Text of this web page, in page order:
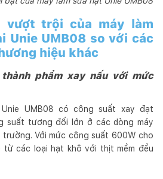
vượt trội của máy làm
Unie UMB08 so với các
hiệu khác
phẩm xay nấu với mức
UMB08 có công suất xay đạt
suất tương đối lớn ở các dòng máy
trường. Với mức công suất 600W cho
từ các loại hạt khô với thịt mềm đều